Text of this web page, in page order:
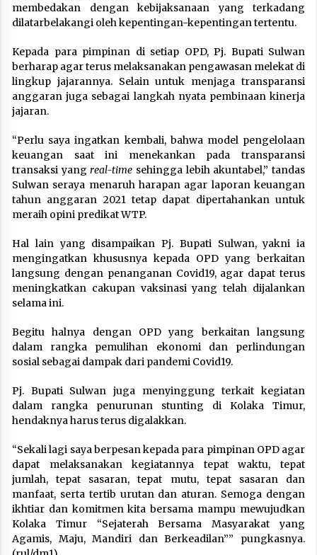
membedakan dengan kebijaksanaan yang terkadang
dilatarbelakangi oleh kepentingan-kepentingan tertentu.
Kepada para pimpinan di setiap OPD, Pj. Bupati Sulwan
berharap agar terus melaksanakan pengawasan melekat di
lingkup jajarannya. Selain untuk menjaga transparansi
anggaran juga sebagai langkah nyata pembinaan kinerja
jajaran.
“Perlu saya ingatkan kembali, bahwa model pengelolaan
keuangan saat ini menekankan pada transparansi
transaksi yang real-time sehingga lebih akuntabel,” tandas
Sulwan seraya menaruh harapan agar laporan keuangan
tahun anggaran 2021 tetap dapat dipertahankan untuk
meraih opini predikat WTP.
Hal lain yang disampaikan Pj. Bupati Sulwan, yakni ia
mengingatkan khususnya kepada OPD yang berkaitan
langsung dengan penanganan Covid19, agar dapat terus
meningkatkan cakupan vaksinasi yang telah dijalankan
selama ini.
Begitu halnya dengan OPD yang berkaitan langsung
dalam rangka pemulihan ekonomi dan perlindungan
sosial sebagai dampak dari pandemi Covid19.
Pj. Bupati Sulwan juga menyinggung terkait kegiatan
dalam rangka penurunan stunting di Kolaka Timur,
hendaknya harus terus digalakkan.
“Sekali lagi saya berpesan kepada para pimpinan OPD agar
dapat melaksanakan kegiatannya tepat waktu, tepat
jumlah, tepat sasaran, tepat mutu, tepat sasaran dan
manfaat, serta tertib urutan dan aturan. Semoga dengan
ikhtiar dan komitmen kita bersama mampu mewujudkan
Kolaka Timur “Sejaterah Bersama Masyarakat yang
Agamis, Maju, Mandiri dan Berkeadilan”” pungkasnya.